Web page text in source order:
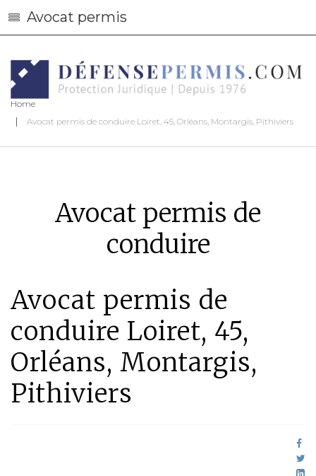
Avocat permis
Home
Avocat permis de conduire Loiret, 45, Orléans, Montargis, Pithiviers
Avocat permis de
conduire
Avocat permis de
conduire Loiret, 45,
Orléans, Montargis,
Pithiviers